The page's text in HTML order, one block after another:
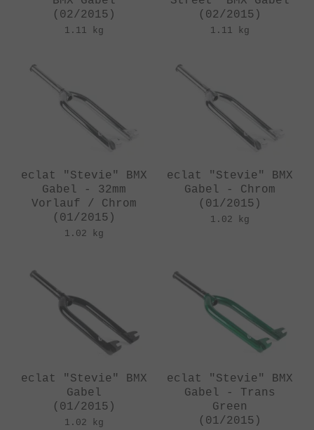
(02/2015)
1.11 kg
(02/2015)
1.11 kg
eclat "Stevie" BMX
Gabel - 32mm
Vorlauf / Chrom
(01/2015)
1.02 kg
eclat "Stevie" BMX
Gabel - Chrom
(01/2015)
1.02 kg
eclat "Stevie" BMX
Gabel
(01/2015)
1.02 kg
eclat "Stevie" BMX
Gabel - Trans
Green
(01/2015)